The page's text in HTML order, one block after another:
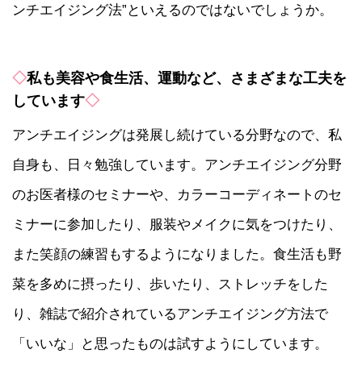
ンチエイジング法”といえるのではないでしょうか。
◇私も美容や食生活、運動など、さまざまな工夫を
しています◇
アンチエイジングは発展し続けている分野なので、私
自身も、日々勉強しています。アンチエイジング分野
のお医者様のセミナーや、カラーコーディネートのセ
ミナーに参加したり、服装やメイクに気をつけたり、
また笑顔の練習もするようになりました。食生活も野
菜を多めに摂ったり、歩いたり、ストレッチをした
り、雑誌で紹介されているアンチエイジング方法で
「いいな」と思ったものは試すようにしています。